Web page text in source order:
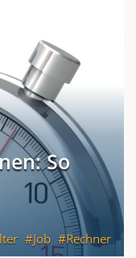
So
Job Rechner